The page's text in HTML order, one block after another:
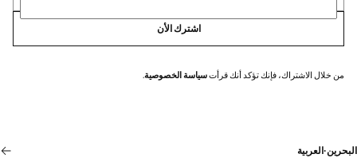
اشترك الأن
من خلال الاشتراك، فإنك تؤكد أنك قرأتسياسة الخصوصية.
البحرين·العربية